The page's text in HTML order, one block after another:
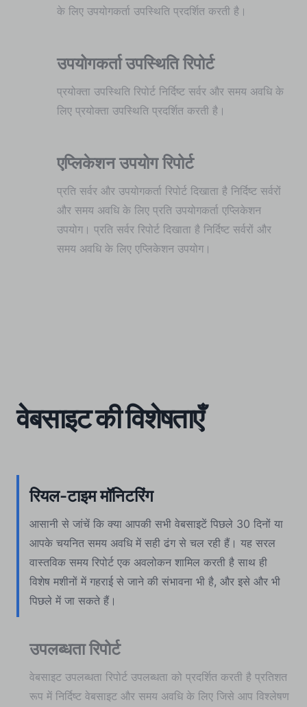
के लिए उपयोगकर्ता उपस्थिति प्रदर्शित करती है।
उपयोगकर्ता उपस्थिति रिपोर्ट
प्रयोक्ता उपस्थिति रिपोर्ट निर्दिष्ट सर्वर और समय अवधि के
लिए प्रयोक्ता उपस्थिति प्रदर्शित करती है।
एप्लिकेशन उपयोग रिपोर्ट
प्रति सर्वर और उपयोगकर्ता रिपोर्ट दिखाता है निर्दिष्ट सर्वरों
और समय अवधि के लिए प्रति उपयोगकर्ता एप्लिकेशन
उपयोग। प्रति सर्वर रिपोर्ट दिखाता है निर्दिष्ट सर्वरों और
समय अवधि के लिए एप्लिकेशन उपयोग।
वेबसाइट की विशेषताएँ
रियल-टाइम मॉनिटरिंग
आसानी से जांचें कि क्या आपकी सभी वेबसाइटें पिछले 30 दिनों या
आपके चयनित समय अवधि में सही ढंग से चल रही हैं। यह सरल
वास्तविक समय रिपोर्ट एक अवलोकन शामिल करती है साथ ही
विशेष मशीनों में गहराई से जाने की संभावना भी है, और इसे और भी
पिछले में जा सकते हैं।
उपलब्धता रिपोर्ट
वेबसाइट उपलब्धता रिपोर्ट उपलब्धता को प्रदर्शित करती है प्रतिशत
रूप में निर्दिष्ट वेबसाइट और समय अवधि के लिए जिसे आप विश्लेषण